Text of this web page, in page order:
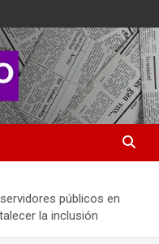
públicos en
la inclusión